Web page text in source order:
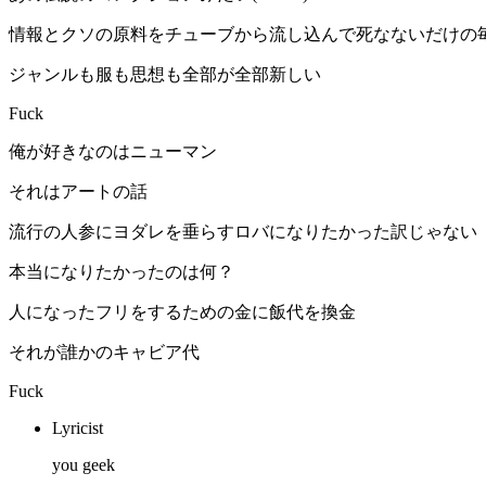
情報とクソの原料をチューブから流し込んで死なないだけの
ジャンルも服も思想も全部が全部新しい
Fuck
俺が好きなのはニューマン
それはアートの話
流行の人参にヨダレを垂らすロバになりたかった訳じゃない
本当になりたかったのは何？
人になったフリをするための金に飯代を換金
それが誰かのキャビア代
Fuck
Lyricist
you geek